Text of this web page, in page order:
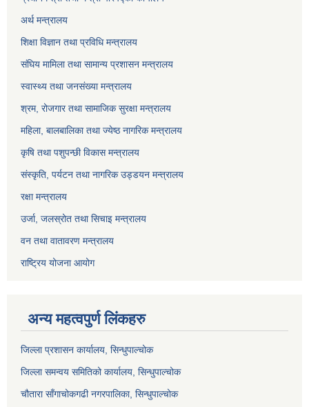
अर्थ मन्त्रालय
शिक्षा विज्ञान तथा प्रविधि मन्त्रालय
संघिय मामिला तथा सामान्य प्रशासन मन्त्रालय
स्वास्थ्य तथा जनसंख्या मन्त्रालय
श्रम, रोजगार तथा सामाजिक सुरक्षा मन्त्रालय
महिला, बालबालिका तथा ज्येष्ठ नागरिक मन्त्रालय
कृषि तथा पशुपन्छी विकास मन्त्रालय
संस्कृति, पर्यटन तथा नागरिक उड्डयन मन्त्रालय
रक्षा मन्त्रालय
उर्जा, जलस्रोत तथा सिचाइ मन्त्रालय
वन तथा वातावरण मन्त्रालय
राष्ट्रिय योजना आयोग
अन्य महत्वपुर्ण लिंकहरु
जिल्ला प्रशासन कार्यालय, सिन्धुपाल्चोक
जिल्ला समन्वय समितिको कार्यालय, सिन्धुपाल्चोक
चौतारा साँगाचोकगढी नगरपालिका, सिन्धुपाल्चोक